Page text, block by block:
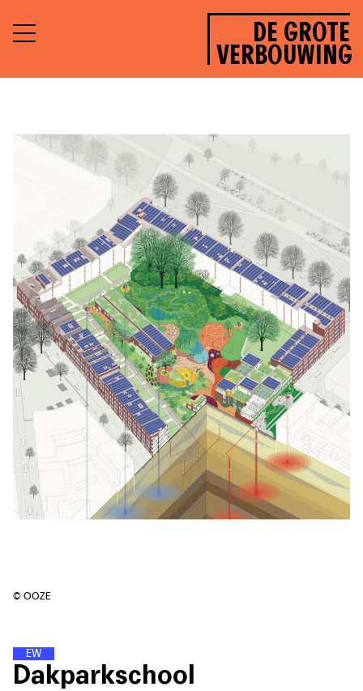
DE GROTE
VERBOUWING
© OOZE
EN
E
R
G
IE
W
Dakparkschool